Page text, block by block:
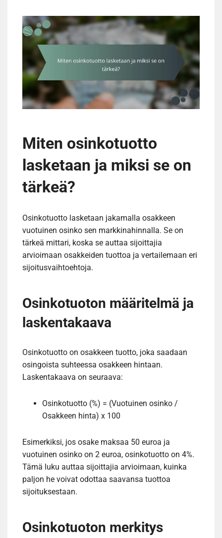
Miten osinkotuotto
lasketaan ja miksi se on
tärkeä?
Osinkotuotto lasketaan jakamalla osakkeen
vuotuinen osinko sen markkinahinnalla. Se on
tärkeä mittari, koska se auttaa sijoittajia
arvioimaan osakkeiden tuottoa ja vertailemaan eri
sijoitusvaihtoehtoja.
Osinkotuoton määritelmä ja
laskentakaava
Osinkotuotto on osakkeen tuotto, joka saadaan
osingoista suhteessa osakkeen hintaan.
Laskentakaava on seuraava:
Osinkotuotto (%) = (Vuotuinen osinko /
Osakkeen hinta) x 100
Esimerkiksi, jos osake maksaa 50 euroa ja
vuotuinen osinko on 2 euroa, osinkotuotto on 4%.
Tämä luku auttaa sijoittajia arvioimaan, kuinka
paljon he voivat odottaa saavansa tuottoa
sijoituksestaan.
Osinkotuoton merkitys